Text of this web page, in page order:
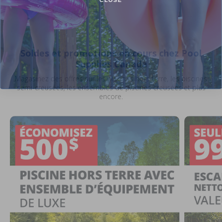
Soldes et promotions en cours chez Pool
Supplies Canada
Magasinez des offres sur les piscines hors terre, les piscines
semi-creusées, les ensembles de piscines creusées et plus
encore.